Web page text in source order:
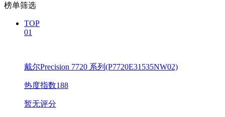
榜单筛选
TOP
01
戴尔Precision 7720 系列(P7720E31535NW02)
热度指数188
暂无评分